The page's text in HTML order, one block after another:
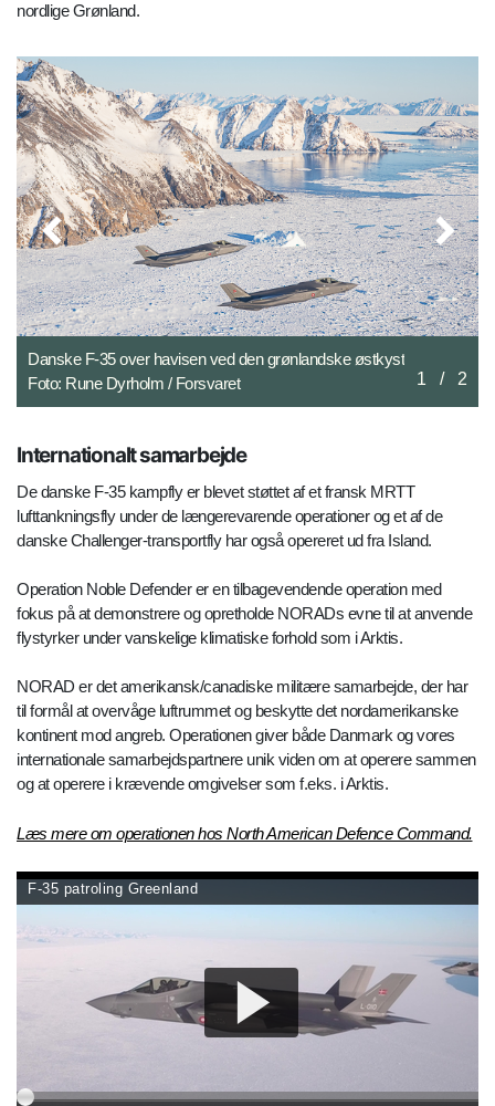
nordlige Grønland.
2 / 2
Danske F-35 over havisen ved den grønlandske østkyst.
Foto: Rune Dyrholm / Forsvaret
Internationalt samarbejde
De danske F-35 kampfly er blevet støttet af et fransk MRTT
lufttankningsfly under de længerevarende operationer og et af de
Operation Noble Defender er en tilbagevendende operation med
fokus på at demonstrere og opretholde NORADs evne til at anvende
NORAD er det amerikansk/canadiske militære samarbejde, der har
til formål at overvåge luftrummet og beskytte det nordamerikanske
kontinent mod angreb. Operationen giver både Danmark og vores
internationale samarbejdspartnere unik viden om at operere sammen